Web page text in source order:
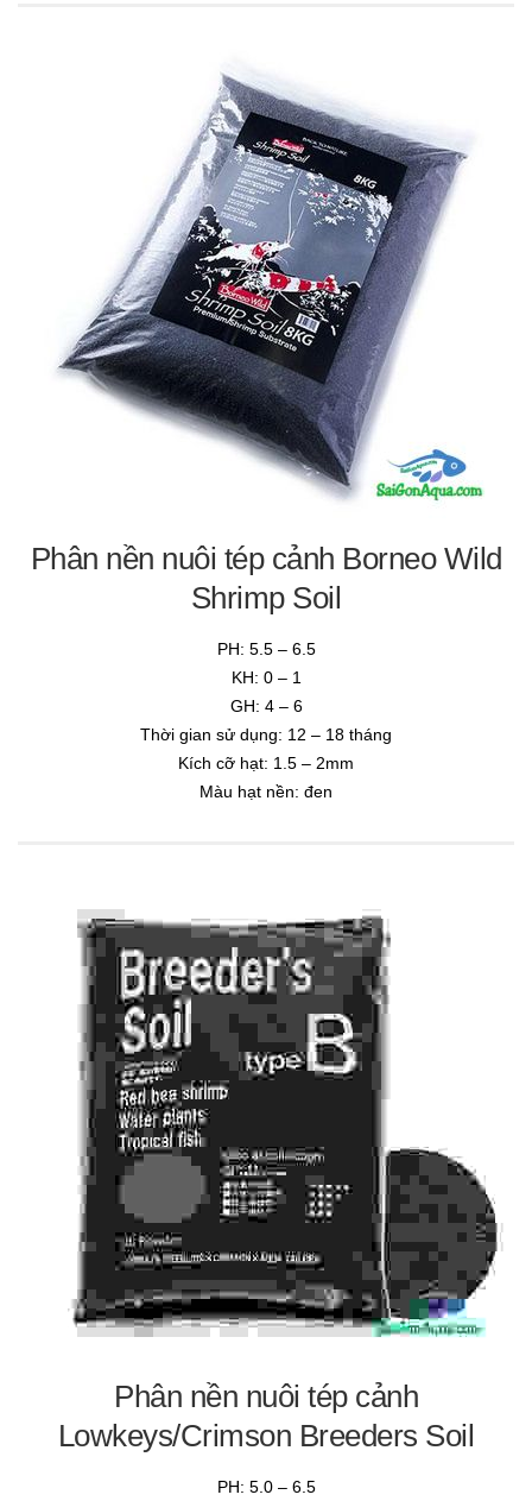
Phân nền nuôi tép cảnh Borneo Wild
Shrimp Soil
PH: 5.5 – 6.5
KH: 0 – 1
GH: 4 – 6
Thời gian sử dụng: 12 – 18 tháng
Kích cỡ hạt: 1.5 – 2mm
Màu hạt nền: đen
Phân nền nuôi tép cảnh
Lowkeys/Crimson Breeders Soil
PH: 5.0 – 6.5